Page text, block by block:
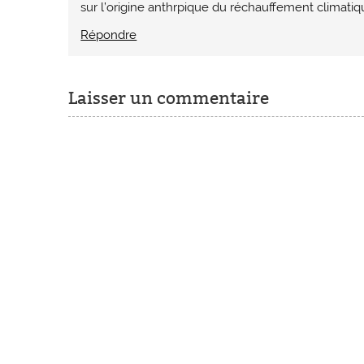
sur l’origine anthrpique du réchauffement
Répondre
Laisser un commentaire